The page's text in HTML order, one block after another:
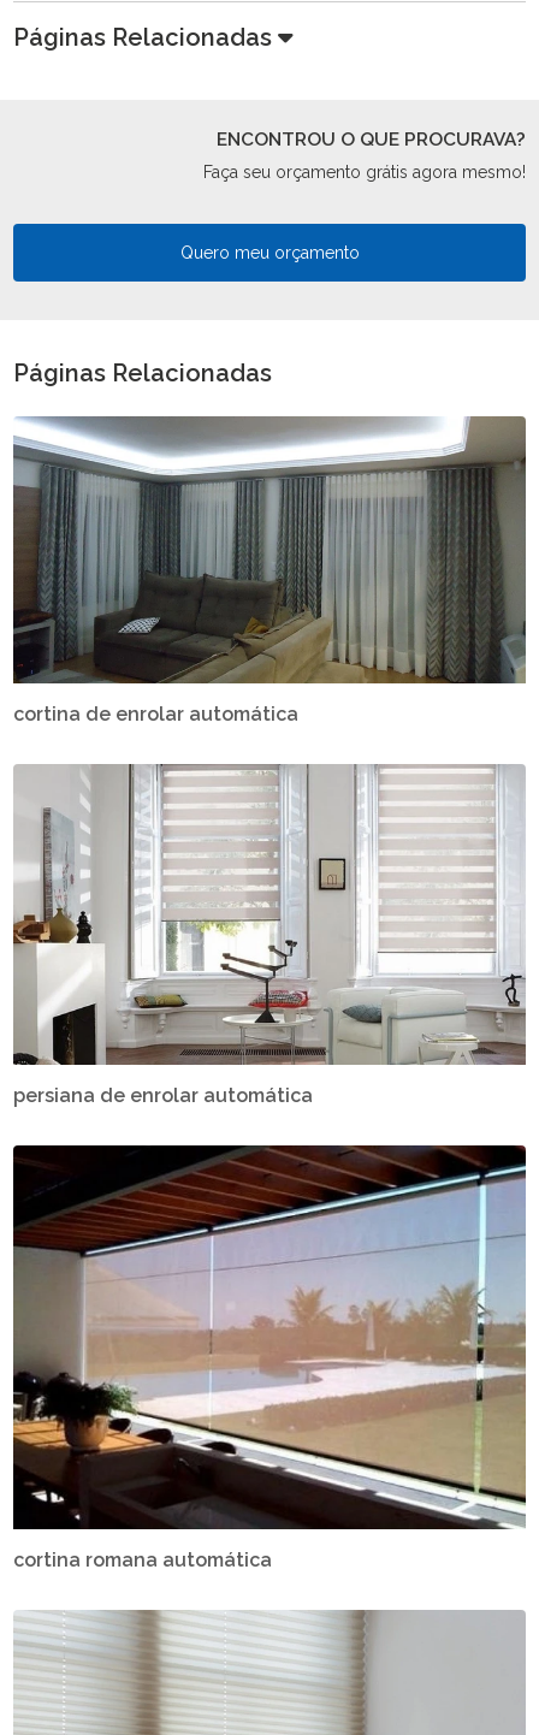
Páginas Relacionadas
ENCONTROU O QUE PROCURAVA?
Faça seu orçamento grátis agora mesmo!
Quero meu orçamento
Páginas Relacionadas
cortina de enrolar automática
persiana de enrolar automática
cortina romana automática